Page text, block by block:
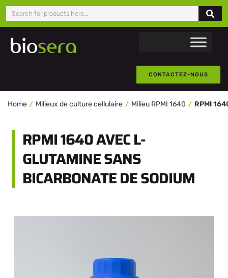
CONTACTEZ-NOUS
Home Milieux de culture cellulaire Milieu RPMI 1640
RPMI 1640 AVEC L-
GLUTAMINE SANS
BICARBONATE DE SODIUM